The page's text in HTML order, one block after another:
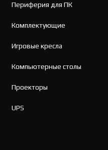
Периферия для ПК
Комплектующие
Игровые кресла
Компьютерные столы
Проекторы
UPS